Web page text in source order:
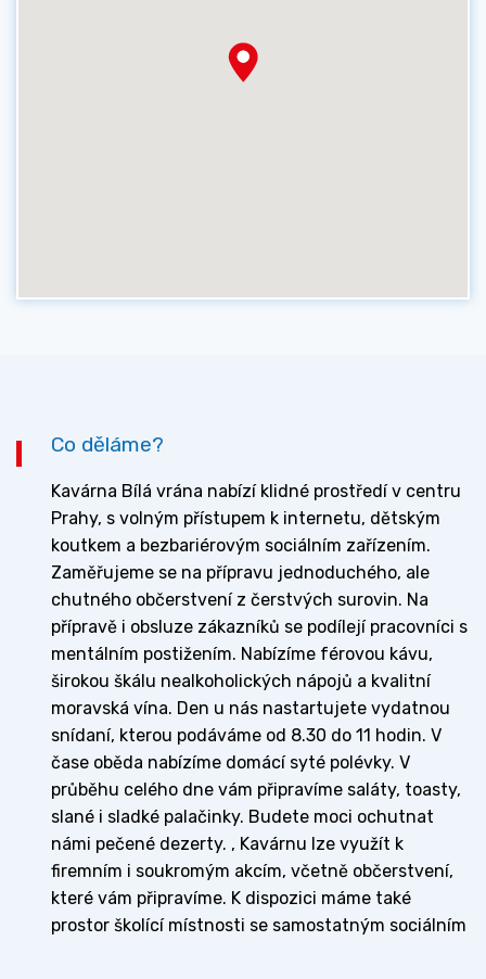
Co děláme?
Kavárna Bílá vrána nabízí klidné prostředí v centru
Prahy, s volným přístupem k internetu, dětským
koutkem a bezbariérovým sociálním zařízením.
Zaměřujeme se na přípravu jednoduchého, ale
chutného občerstvení z čerstvých surovin. Na
přípravě i obsluze zákazníků se podílejí pracovníci s
mentálním postižením. Nabízíme férovou kávu,
širokou škálu nealkoholických nápojů a kvalitní
moravská vína. Den u nás nastartujete vydatnou
snídaní, kterou podáváme od 8.30 do 11 hodin. V
čase oběda nabízíme domácí syté polévky. V
průběhu celého dne vám připravíme saláty, toasty,
slané i sladké palačinky. Budete moci ochutnat
námi pečené dezerty. , Kavárnu lze využít k
firemním i soukromým akcím, včetně občerstvení,
které vám připravíme. K dispozici máme také
prostor školící místnosti se samostatným sociálním